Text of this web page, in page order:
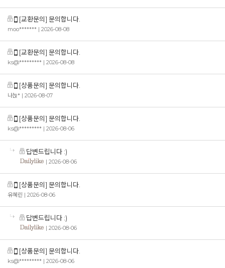
[교환문의] 문의합니다.
moo******* | 2026-08-08
[교환문의] 문의합니다.
ks@********* | 2026-08-08
[상품문의] 문의합니다.
나늕* | 2026-08-07
[상품문의] 문의합니다.
ks@********* | 2026-08-06
답변드립니다 :)
| 2026-08-06
[상품문의] 문의합니다.
유혜린 | 2026-08-06
답변드립니다 :)
| 2026-08-06
[상품문의] 문의합니다.
ks@********* | 2026-08-06